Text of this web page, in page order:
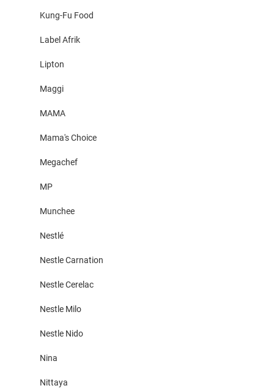
Kung-Fu Food
Label Afrik
Lipton
Maggi
MAMA
Mama's Choice
Megachef
MP
Munchee
Nestlé
Nestle Carnation
Nestle Cerelac
Nestle Milo
Nestle Nido
Nina
Nittaya